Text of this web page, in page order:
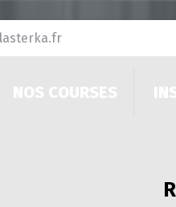
NOS COURSES